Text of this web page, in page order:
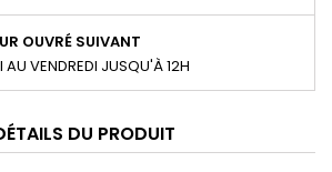
OUVRÉ SUIVANT
VENDREDI JUSQU'À 12H
DU PRODUIT